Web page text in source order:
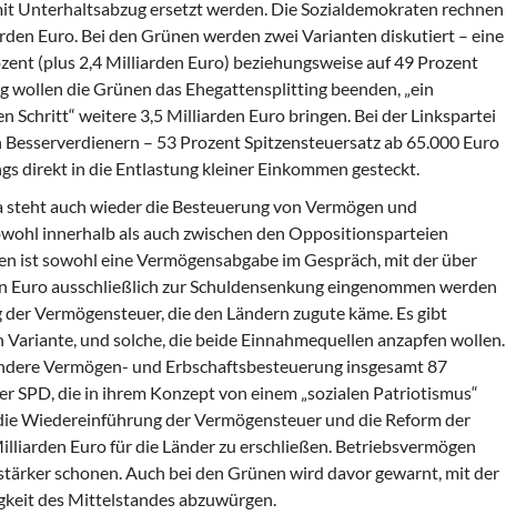
Unterhaltsabzug ersetzt werden. Die Sozialdemokraten rechnen
Euro. Bei den Grünen werden zwei Varianten diskutiert – eine
(plus 2,4 Milliarden Euro) beziehungsweise auf 49 Prozent
wollen die Grünen das Ehegattensplitting beenden, „ein
Schritt“ weitere 3,5 Milliarden Euro bringen. Bei der Linkspartei
– 53 Prozent Spitzensteuersatz ab 65.000 Euro
direkt in die Entlastung kleiner Einkommen gesteckt.
auch wieder die Besteuerung von Vermögen und
innerhalb als auch zwischen den Oppositionsparteien
ist sowohl eine Vermögensabgabe im Gespräch, mit der über
ausschließlich zur Schuldensenkung eingenommen werden
Vermögensteuer, die den Ländern zugute käme. Es gibt
und solche, die beide Einnahmequellen anzapfen wollen.
Vermögen- und Erbschaftsbesteuerung insgesamt 87
SPD, die in ihrem Konzept von einem „sozialen Patriotismus“
Wiedereinführung der Vermögensteuer und die Reform der
Euro für die Länder zu erschließen. Betriebsvermögen
schonen. Auch bei den Grünen wird davor gewarnt, mit der
des Mittelstandes abzuwürgen.